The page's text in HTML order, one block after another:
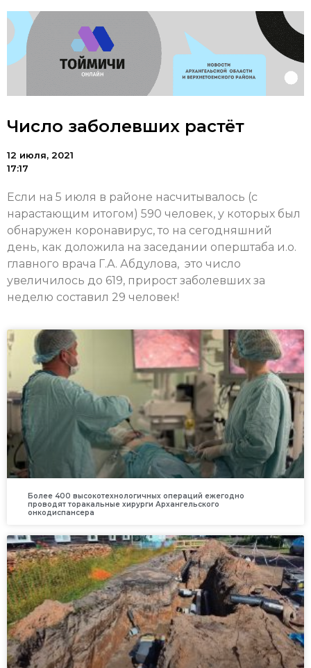
Число заболевших растёт
12 июля, 2021
17:17
Если на 5 июля в районе насчитывалось (с
нарастающим итогом) 590 человек, у которых был
обнаружен коронавирус, то на сегодняшний
день, как доложила на заседании оперштаба и.о.
главного врача Г.А. Абдулова, это число
увеличилось до 619, прирост заболевших за
неделю составил 29 человек!
Более 400 высокотехнологичных операций ежегодно
проводят торакальные хирурги Архангельского
онкодиспансера